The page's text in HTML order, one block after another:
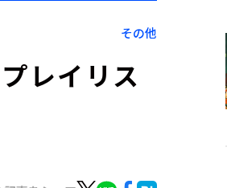
YouTube
その他
レイリス